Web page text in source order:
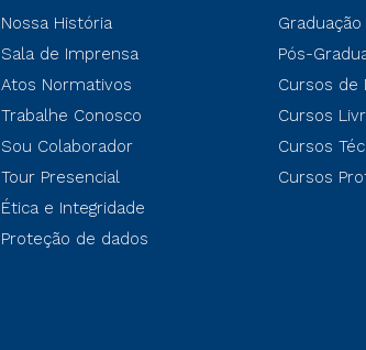
Nossa História
Sala de Imprensa
Atos Normativos
Trabalhe Conosco
Sou Colaborador
Tour Presencial
Ética e Integridade
Proteção de dados
Graduação
Pós-
Cursos de
Cursos
Cursos
Cursos